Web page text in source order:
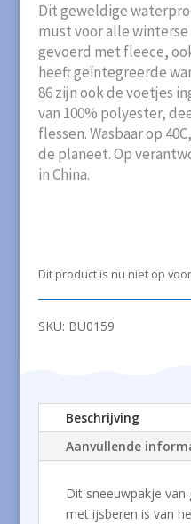
Dit geweldige
must voor alle
gevoerd met fleece,
heeft geïntegreerde
86 zijn ook de voetjes
van 100% polyester,
flessen. Wasbaar op
de planeet. Op
in China.
Dit product is nu niet op
SKU: BU0159
Beschrijving
Aanvullende
Dit sneeuwpakje van
met ijsberen is van